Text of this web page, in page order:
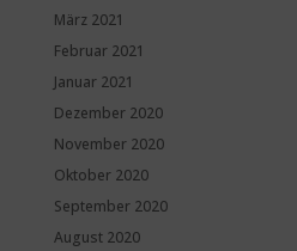
März 2021
Februar 2021
Januar 2021
Dezember 2020
November 2020
Oktober 2020
September 2020
August 2020